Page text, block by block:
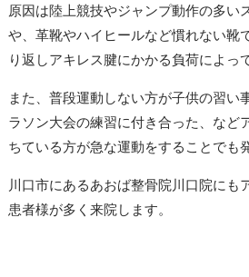
原因は陸上競技やジャンプ動作の多い
や、革靴やハイヒールなど慣れない靴
り返しアキレス腱にかかる負荷によっ
また、普段運動しない方が子供の習い
ラソン大会の練習に付き合った、など
ちている方が急な運動をすることでも
川口市にあるあおば整骨院川口院にも
患者様が多く来院します。